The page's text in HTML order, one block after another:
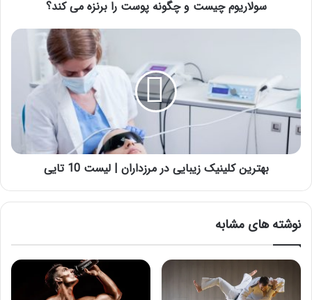
سولاریوم چیست و چگونه پوست را برنزه می کند؟
بهترین
مرزداران
|
لیست
10
تایی
بهترین کلینیک زیبایی در مرزداران | لیست 10 تایی
نوشته های مشابه